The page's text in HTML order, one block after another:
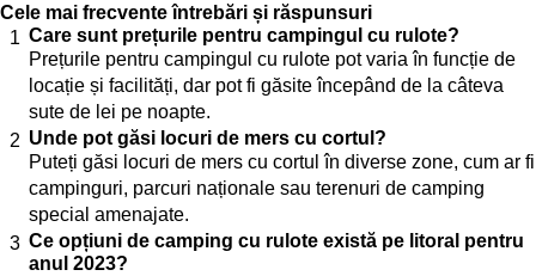
Cele mai frecvente întrebări și răspunsuri
Care sunt prețurile pentru campingul cu rulote?
Prețurile pentru campingul cu rulote pot varia în funcție de
locație și facilități, dar pot fi găsite începând de la câteva
sute de lei pe noapte.
Unde pot găsi locuri de mers cu cortul?
Puteți găsi locuri de mers cu cortul în diverse zone, cum ar fi
campinguri, parcuri naționale sau terenuri de camping
special amenajate.
Ce opțiuni de camping cu rulote există pe litoral pentru
anul 2023?